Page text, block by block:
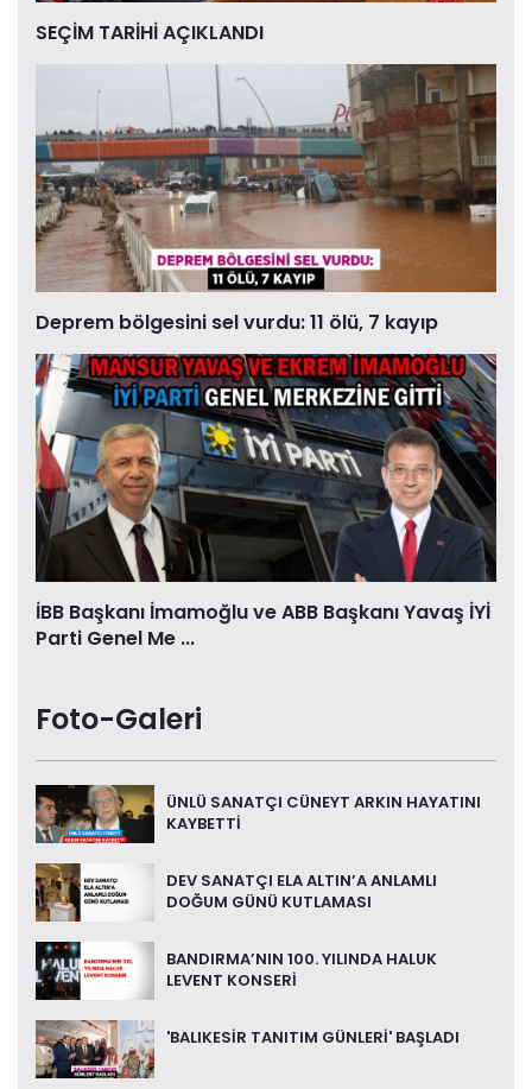
SEÇİM TARİHİ AÇIKLANDI
Deprem bölgesini sel vurdu: 11 ölü, 7 kayıp
İBB Başkanı İmamoğlu ve ABB Başkanı Yavaş İYİ
Parti Genel Me ...
Foto-Galeri
ÜNLÜ SANATÇI CÜNEYT ARKIN HAYATINI
KAYBETTİ
DEV SANATÇI ELA ALTIN’A ANLAMLI
DOĞUM GÜNÜ KUTLAMASI
BANDIRMA’NIN 100. YILINDA HALUK
LEVENT KONSERİ
'BALIKESİR TANITIM GÜNLERİ' BAŞLADI